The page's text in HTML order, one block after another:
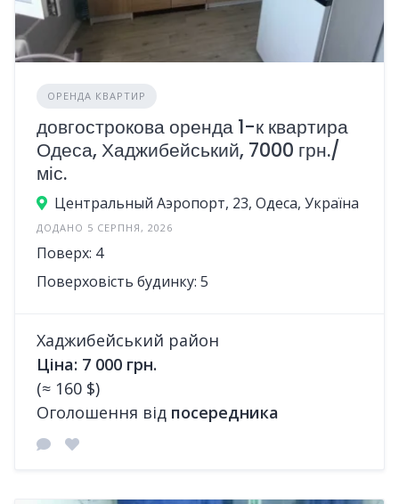
ОРЕНДА КВАРТИР
довгострокова оренда 1-к квартира
Одеса, Хаджибейський, 7000 грн./
міс.
Центральный Аэропорт, 23, Одеса, Україна
ДОДАНО 5 СЕРПНЯ, 2026
Поверх: 4
Поверховість будинку: 5
Хаджибейський район
Ціна: 7 000 грн.
(≈ 160 $)
Оголошення від посередника